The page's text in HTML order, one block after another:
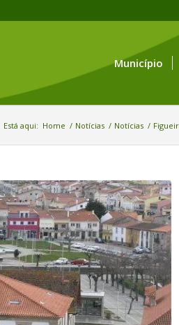
Município
Está aqui: Home / Notícias / Notícias /